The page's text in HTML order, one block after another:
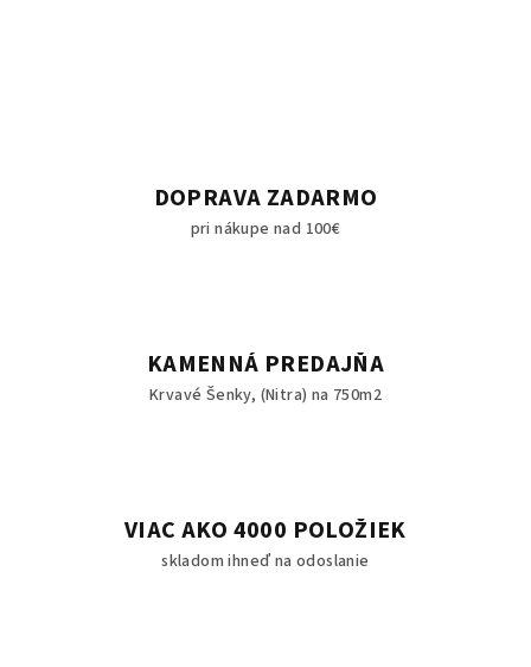
DOPRAVA ZADARMO
pri nákupe nad 100€
KAMENNÁ PREDAJŇA
Krvavé Šenky, (Nitra) na 750m2
VIAC AKO 4000 POLOŽIEK
skladom ihneď na odoslanie